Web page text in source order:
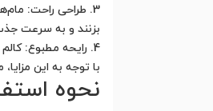
3. طراحی راحت:
بزنند و به سرعت
4. رایحه مطبوع: کالم اوشن ویت یو با رایحه‌های ملایم و مطبوع خود، حس تازگی و راحتی را تا طول روز حفظ می‌کند.
با توجه به این
نحوه